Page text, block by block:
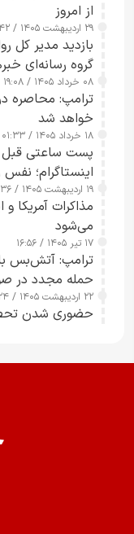
از امروز
۲۹ اردیبهشت ۱۴۰۵ / ۱۳:۴۲
بازدید مدیر کل
گروه رسانه‌ای
رسانه‌های
۰۸ خرداد ۱۴۰۵ / ۱۹:۰۸
ترامپ: محاصره
خواهد شد
۱۸ خرداد ۱۴۰۵ / ۰۱:۳۳
پست ساعتی قبل
اینستاگرام؛
۱۹ اردیبهشت ۱۴۰۵ / ۱۱:۳۶
مذاکرات آمریکا و
می‌شود
۱۷ تیر ۱۴۰۵ / ۱۶:۵۶
ترامپ: آتش‌بس با
حمله مجدد در
۲۲ اردیبهشت ۱۴۰۵ / ۱۵:۲۴
حضوری شدن